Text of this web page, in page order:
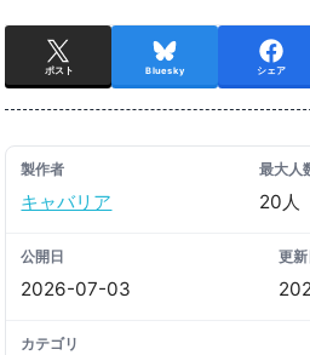
ポスト Bluesky シェア
製作者
キャバリア
最大人
20人
公開日
2026-07-03
更新
カテゴリ